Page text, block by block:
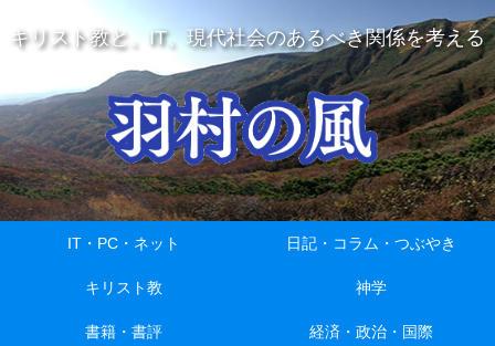
キリスト教と、IT、現代社会のあるべき関係を考える
IT・PC・ネット 日記・コラム・つぶやき
キリスト教 神学
書籍・書評 経済・政治・国際